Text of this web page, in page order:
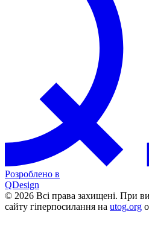
Розроблено в
QDesign
© 2026 Всі права захищені. При
сайту гіперпосилання на utog.org